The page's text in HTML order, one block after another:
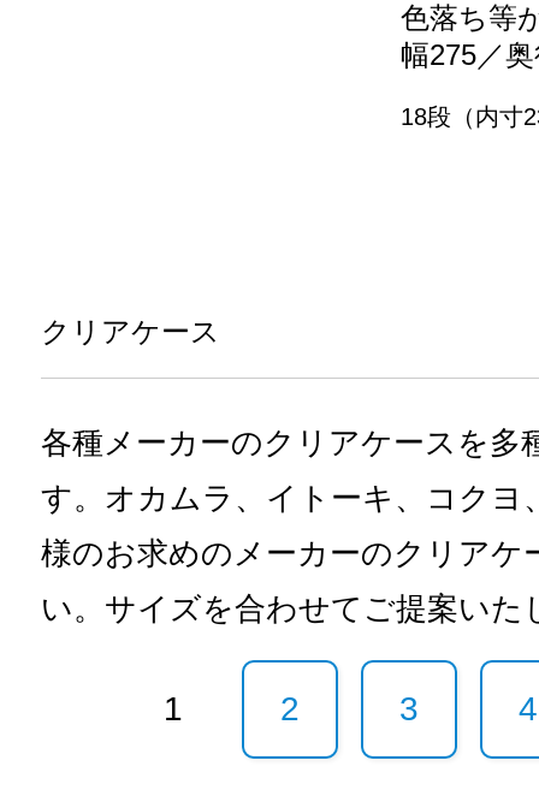
色落ち等
幅275／
18段（内寸
クリアケース
各種メーカーのクリアケースを多
す。オカムラ、イトーキ、コクヨ
様のお求めのメーカーのクリアケ
い。サイズを合わせてご提案いた
1 2 3 4